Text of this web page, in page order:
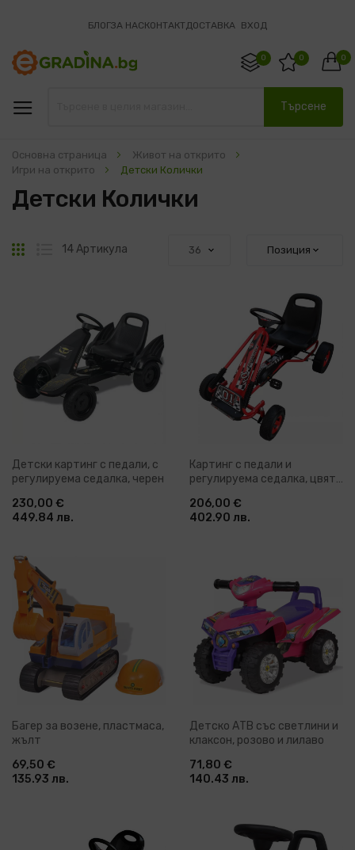
БЛОГЗА НАСКОНТАКТДОСТАВКА ВХОД
0
0 0
Търсене
Основна страница
Живот на открито
Игри на открито
Детски Колички
Детски Колички
РешеткаСписък
14Артикула
Детски картинг с педали, с
регулируема седалка, черен
230,00 €
449.84 лв.
Картинг с педали и
регулируема седалка, цвят
206,00 €
402.90 лв.
Багер за возене, пластмаса,
жълт
69,50 €
135.93 лв.
Детско АТВ със светлини и
клаксон, розово и лилаво
71,80 €
140.43 лв.